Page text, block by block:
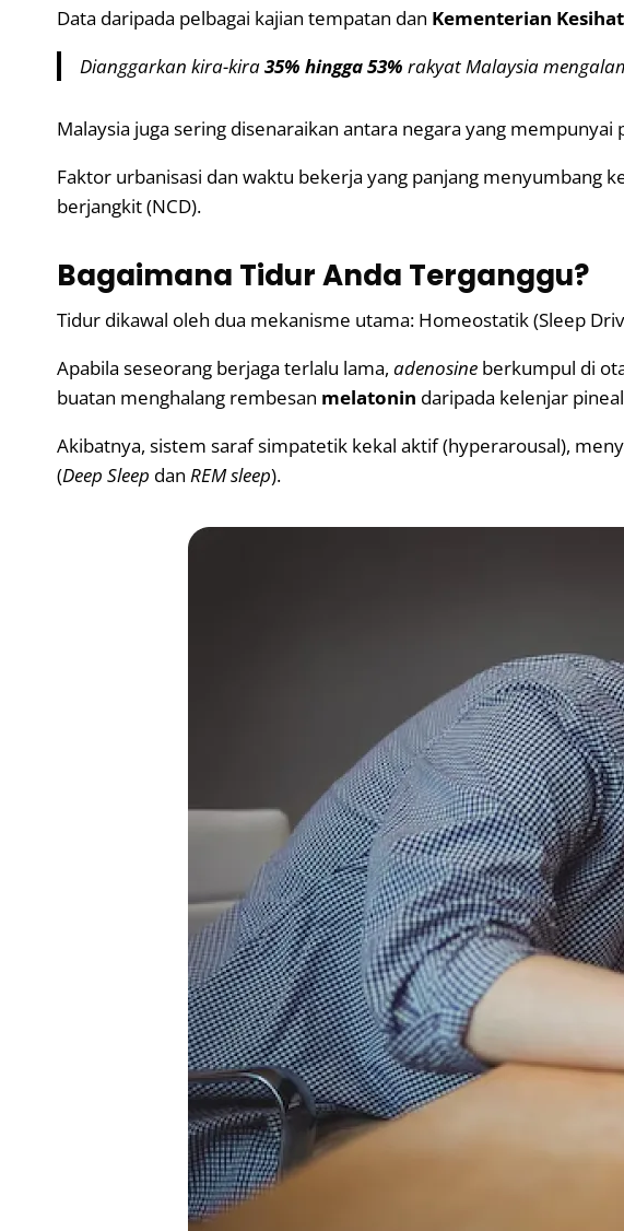
Data daripada pelbagai kajian tempatan dan Kementerian
Dianggarkan kira-kira35% hingga 53% rakyat Malaysia
Malaysia juga sering disenaraikan antara negara yang
Faktor urbanisasi dan waktu bekerja yang panjang menyumbang
berjangkit (NCD).
Bagaimana Tidur Anda Terganggu?
Tidur dikawal oleh dua mekanisme utama: Homeostatik (Sleep
Apabila seseorang berjaga terlalu lama, adenosine berkumpul di
buatan menghalang rembesan melatonin daripada kelenjar
Akibatnya, sistem saraf simpatetik kekal aktif (hyperarousal),
(Deep Sleep dan REM sleep).